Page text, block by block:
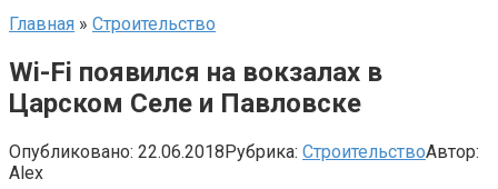
Главная » Строительство
Wi-Fi появился на вокзалах в
Царском Селе и Павловске
Опубликовано: 22.06.2018Рубрика: СтроительствоАвтор:
Alex